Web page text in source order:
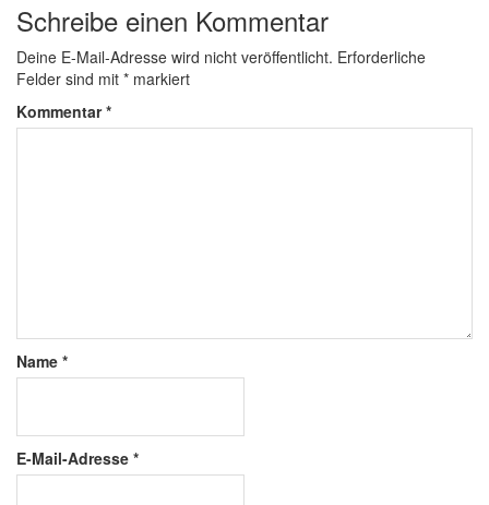
Schreibe einen Kommentar
Deine E-Mail-Adresse wird nicht veröffentlicht. Erforderliche
Felder sind mit * markiert
Kommentar*
Name *
E-Mail-Adresse *